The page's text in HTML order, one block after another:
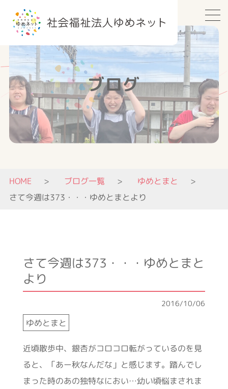
ブログ
HOME ブログ一覧
ゆめとまと
さて今週は373・・・ゆめとまとより
さて今週は373・・・ゆめとまと
より
ゆめとまと
2016/10/06
近頃散歩中、銀杏がコロコロ転がっているのを見
ると、「あー秋なんだな」と感じます。踏んでし
まった時のあの独特なにおい…幼い頃悩まされま